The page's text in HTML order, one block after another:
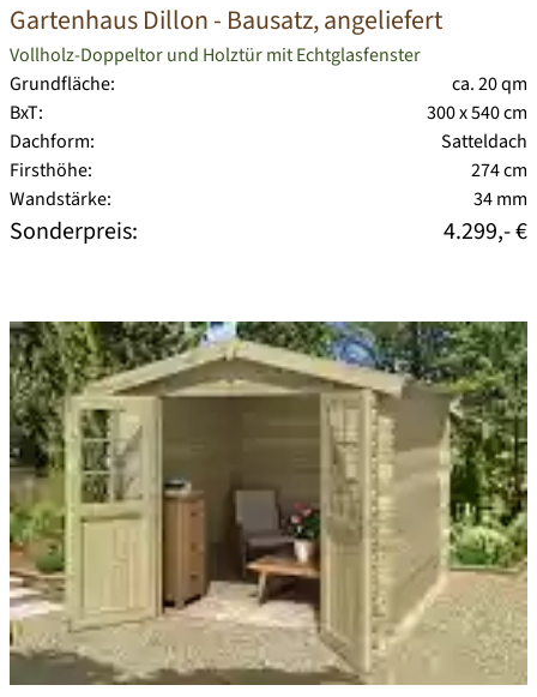
Gartenhaus Dillon- Bausatz, angeliefert
Vollholz-Doppeltor und Holztür mit Echtglasfenster
Grundfläche:
ca. 20 qm
BxT:
300 x 540 cm
Dachform:
Satteldach
Firsthöhe:
274 cm
Wandstärke:
34 mm
Sonderpreis: 4.299,- €